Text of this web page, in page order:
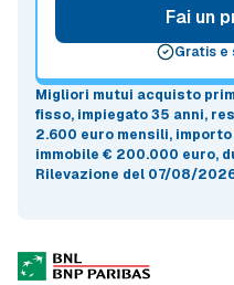
Fai un
Gratis e
Migliori mutui acquisto
fisso, impiegato 35 anni,
2.600 euro mensili,
immobile € 200.000 euro,
Rilevazione del 07/08/